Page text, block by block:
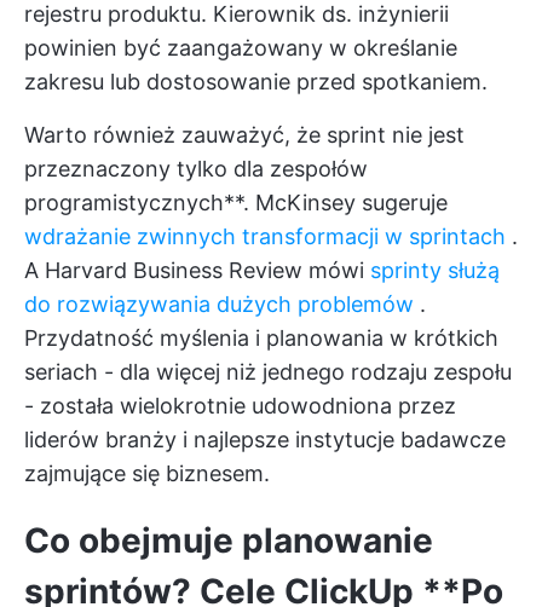
rejestru produktu. Kierownik ds. inżynierii
powinien być zaangażowany w określanie
zakresu lub dostosowanie przed spotkaniem.
Warto również zauważyć, że sprint nie jest
przeznaczony tylko dla zespołów
programistycznych**. McKinsey sugeruje
wdrażanie zwinnych transformacji w sprintach .
A Harvard Business Review mówi sprinty służą
do rozwiązywania dużych problemów .
Przydatność myślenia i planowania w krótkich
seriach - dla więcej niż jednego rodzaju zespołu
- została wielokrotnie udowodniona przez
liderów branży i najlepsze instytucje badawcze
zajmujące się biznesem.
Co obejmuje planowanie
sprintów? Cele ClickUp **Po